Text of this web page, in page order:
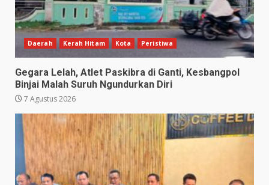
Daerah Kerah Hitam Kota Peristiwa
Gegara Lelah, Atlet Paskibra di Ganti, Kesbangpol
Binjai Malah Suruh Ngundurkan Diri
7 Agustus 2026